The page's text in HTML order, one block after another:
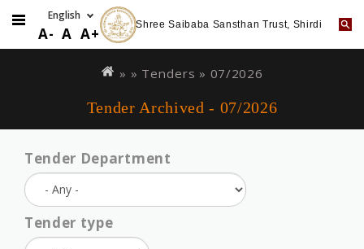
Skip
A- A A+ Shree Saibaba Sansthan Trust, Shirdi
You
» » Tenders » 07/2026
Tender Archived - 07/2026
Tender Department
Tender type